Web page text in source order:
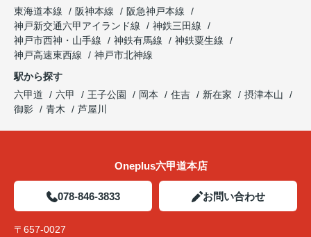
東海道本線
阪神本線
阪急神戸本線
神戸新交通六甲アイランド線
神鉄三田線
神戸市西神・山手線
神鉄有馬線
神鉄粟生線
神戸高速東西線
神戸市北神線
駅から探す
六甲道
六甲 王子公園 岡本 住吉 新在家
摂津本山
御影
青木 芦屋川
Oneplus六甲道本店
078-846-3833 お問い合わせ
〒657-0027